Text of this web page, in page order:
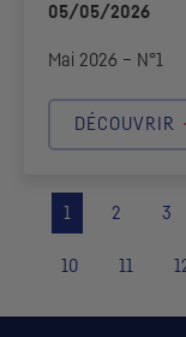
05/05/2026
Mai 2026 – N°1
DÉCOUVRIR
1 2 3
10 11